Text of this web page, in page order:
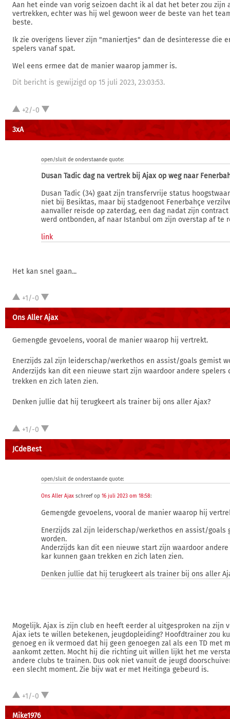
Aan het einde van vorig seizoen dacht ik al dat het beter zou zijn
vertrekken, echter was hij wel gewoon weer de beste van het
beste.
Ik zie overigens liever zijn "maniertjes" dan de desinteresse die
spelers vanaf spat.
Wel eens ermee dat de manier waarop jammer is.
Dit bericht is gewijzigd op 15 juli 2023, 23:03:53.
+2/-0
3xA
open/sluit de onderstaande quote:
Dusan Tadic dag na vertrek bij Ajax op weg naar
Dusan Tadic (34) gaat zijn transfervrije status
niet bij Besiktas, maar bij stadgenoot Fenerbahçe
aanvaller reisde op zaterdag, een dag nadat zijn
werd ontbonden, af naar Istanbul om zijn overstap af te
link
Het kan snel gaan...
+1/-0
Ons Aller Ajax
Gemengde gevoelens, vooral de manier waarop hij vertrekt.
Enerzijds zal zijn leiderschap/werkethos en assist/goals gemist
Anderzijds kan dit een nieuwe start zijn waardoor andere spelers
trekken en zich laten zien.
Denken jullie dat hij terugkeert als trainer bij ons aller Ajax?
+1/-0
JCdeBest
open/sluit de onderstaande quote:
Ons Aller Ajax schreef op 16 juli 2023 om 18:58:
Gemengde gevoelens, vooral de manier waarop hij
Enerzijds zal zijn leiderschap/werkethos en assist/goals
worden.
Anderzijds kan dit een nieuwe start zijn waardoor
kar kunnen gaan trekken en zich laten zien.
Denken jullie dat hij terugkeert als trainer bij ons aller
Mogelijk. Ajax is zijn club en heeft eerder al uitgesproken na zijn
Ajax iets te willen betekenen, jeugdopleiding? Hoofdtrainer zou
genoeg en ik vermoed dat hij geen genoegen zal als een TD met
aankomt zetten. Mocht hij die richting uit willen lijkt het me
andere clubs te trainen. Dus ook niet vanuit de jeugd
een slecht moment. Zie bijv wat er met Heitinga gebeurd is.
+1/-0
Mike1976